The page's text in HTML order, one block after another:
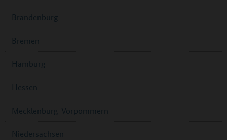
Brandenburg
Bremen
Hamburg
Hessen
Mecklenburg-Vorpommern
Niedersachsen